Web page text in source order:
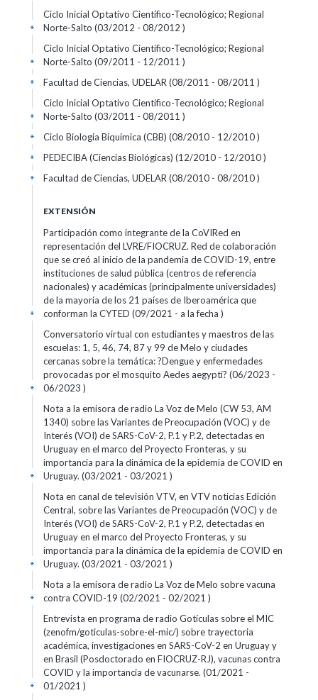
Ciclo Inicial Optativo Científico-Tecnológico; Regional
Norte-Salto (03/2012 - 08/2012 )
+
Ciclo Inicial Optativo Científico-Tecnológico; Regional
Norte-Salto (09/2011 - 12/2011 )
+
Facultad de Ciencias, UDELAR (08/2011 - 08/2011 )
+
Ciclo Inicial Optativo Científico-Tecnológico; Regional
Norte-Salto (03/2011 - 08/2011 )
+
Ciclo Biologia Biquimica (CBB) (08/2010 - 12/2010 )
+
PEDECIBA (Ciencias Biológicas) (12/2010 - 12/2010 )
+
Facultad de Ciencias, UDELAR (08/2010 - 08/2010 )
+
EXTENSIÓN
Participación como integrante de la CoVIRed en
representación del LVRE/FIOCRUZ. Red de colaboración
que se creó al inicio de la pandemia de COVID-19, entre
instituciones de salud pública (centros de referencia
nacionales) y académicas (principalmente universidades)
de la mayoría de los 21 países de Iberoamérica que
conforman la CYTED (09/2021 - a la fecha )
+
Conversatorio virtual con estudiantes y maestros de las
escuelas: 1, 5, 46, 74, 87 y 99 de Melo y ciudades
cercanas sobre la temática: ?Dengue y enfermedades
provocadas por el mosquito Aedes aegypti? (06/2023 -
06/2023 )
+
Nota a la emisora de radio La Voz de Melo (CW 53, AM
1340) sobre las Variantes de Preocupación (VOC) y de
Interés (VOI) de SARS-CoV-2, P.1 y P.2, detectadas en
Uruguay en el marco del Proyecto Fronteras, y su
importancia para la dinámica de la epidemia de COVID en
Uruguay. (03/2021 - 03/2021 )
+
Nota en canal de televisión VTV, en VTV noticias Edición
Central, sobre las Variantes de Preocupación (VOC) y de
Interés (VOI) de SARS-CoV-2, P.1 y P.2, detectadas en
Uruguay en el marco del Proyecto Fronteras, y su
importancia para la dinámica de la epidemia de COVID en
Uruguay. (03/2021 - 03/2021 )
+
Nota a la emisora de radio La Voz de Melo sobre vacuna
contra COVID-19 (02/2021 - 02/2021 )
+
Entrevista en programa de radio Gotículas sobre el MIC
(zenofm/goticulas-sobre-el-mic/) sobre trayectoria
académica, investigaciones en SARS-CoV-2 en Uruguay y
en Brasil (Posdoctorado en FIOCRUZ-RJ), vacunas contra
COVID y la importancia de vacunarse. (01/2021 -
01/2021 )
+